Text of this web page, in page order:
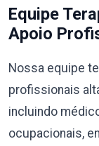
Equipe
Apoio
Nossa equipe
profissionais
incluindo
ocupacionais,